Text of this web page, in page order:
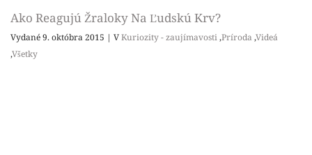
Ako Reagujú Žraloky Na Ľudskú Krv?
Vydané 9. októbra 2015 | VKuriozity - zaujímavosti,Príroda ,Videá
,Všetky